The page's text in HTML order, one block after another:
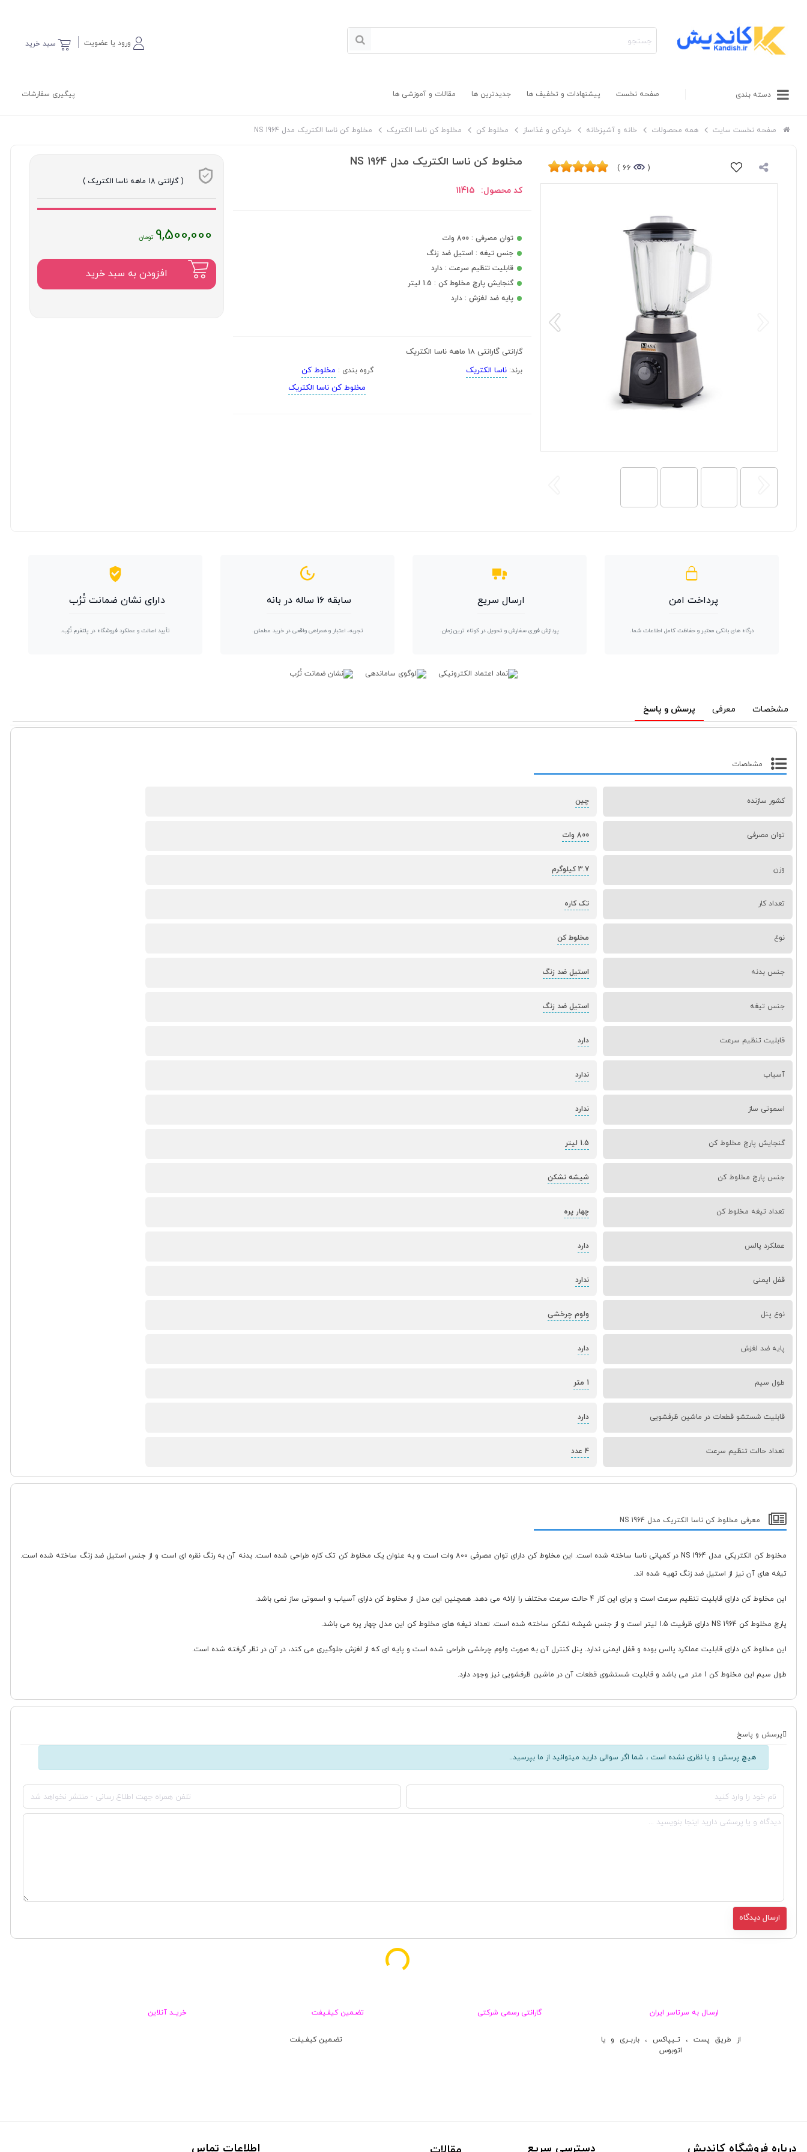
سبد خرید ورود یا عضویت
دسته بندی صفحه نخست پیشنهادات و تخفیف ها جدیدترین ها مقالات و آموزشی ها پیگیری سفارشات
صفحه نخست سایت همه محصولات خانه و آشپزخانه خردکن و غذاساز مخلوط کن مخلوط کن ناسا الکتریک مخلوط کن ناسا الکتریک مدل NS 1964
(
66 ) مخلوط کن ناسا الکتریک مدل NS 1964
کد محصول: 11415
توان مصرفی : 800 وات
جنس تیغه : استیل ضد زنگ
قابلیت تنظیم سرعت : دارد
گنجایش پارچ مخلوط کن : 1.5 لیتر
پایه ضد لغزش : دارد
گارانتی گارانتی 18 ماهه ناسا الکتریک
برند:ناسا الکتریک گروه بندی : مخلوط کن
مخلوط کن ناسا الکتریک
( گارانتی 18 ماهه ناسا الکتریک )
9,500,000قیمت
فعلی
:
۹,۵۰۰,۰۰۰
افزودن به سبد خرید
پرداخت امن
درگاه های بانکی معتبر و حفاظت کامل اطلاعات شما.
ارسال سریع
پردازش فوری سفارش و تحویل در کوتاه ترین زمان.
سابقه ۱۶ ساله در بانه
تجربه، اعتبار و همراهی واقعی در خرید مطمئن.
دارای نشان ضمانت تُرُب
تأیید اصالت و عملکرد فروشگاه در پلتفرم تُرُب.
مشخصات معرفی پرسش و پاسخ
مشخصات
کشور سازنده چین
توان مصرفی 800 وات
وزن 3.7 کیلوگرم
تعداد کار تک کاره
نوع مخلوط کن
جنس بدنه استیل ضد زنگ
جنس تیغه استیل ضد زنگ
قابلیت تنظیم سرعت دارد
آسیاب ندارد
اسموتی ساز ندارد
گنجایش پارچ مخلوط کن 1.5 لیتر
جنس پارچ مخلوط کن شیشه نشکن
تعداد تیغه مخلوط کن چهار پره
عملکرد پالس دارد
قفل ایمنی ندارد
نوع پنل ولوم چرخشی
پایه ضد لغزش دارد
طول سیم 1 متر
قابلیت شستشو قطعات در ماشین ظرفشویی دارد
تعداد حالت تنظیم سرعت 4 عدد
معرفی مخلوط کن ناسا الکتریک مدل NS 1964
مخلوط کن الکتریکی مدل NS 1964 در کمپانی ناسا ساخته شده است. این مخلوط کن دارای توان مصرفی 800 وات است و به عنوان یک مخلوط کن تک کاره طراحی شده است. بدنه آن به رنگ نقره ای است و از جنس استیل ضد زنگ ساخته شده است.
تیغه های آن نیز از استیل ضد زنگ تهیه شده اند.
این مخلوط کن دارای قابلیت تنظیم سرعت است و برای این کار 4 حالت سرعت مختلف را ارائه می دهد. همچنین این مدل از مخلوط کن دارای آسیاب و اسموتی ساز نمی باشد.
پارچ مخلوط کن NS 1964 دارای ظرفیت 1.5 لیتر است و از جنس شیشه نشکن ساخته شده است. تعداد تیغه های مخلوط کن این مدل چهار پره می باشد.
این مخلوط کن دارای قابلیت عملکرد پالس بوده و قفل ایمنی ندارد. پنل کنترل آن به صورت ولوم چرخشی طراحی شده است و پایه ای که از لغزش جلوگیری می کند، در آن در نظر گرفته شده است.
طول سیم این مخلوط کن 1 متر می باشد و قابلیت شستشوی قطعات آن در ماشین ظرفشویی نیز وجود دارد.
پرسش و پاسخ
هیچ پرسش و یا نظری نشده است ، شما اگر سوالی دارید میتوانید از ما بپرسید..
ارسـال به سرتاسر ایران
از طریق پست ، تــیپاکس ، باربــری و یا
اتوبوس
گارانتی رسمی شرکتی تضـمین کیفـیفت
تضـمین کیفـیفت
خریــد آنلاین
درباره فروشگاه کاندیش دسترسی سریع اطلاعات تماس